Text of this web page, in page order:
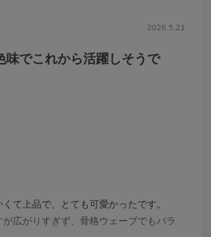
2026.5.21
味でこれから活躍しそうで
て上品で、とても可愛かったです。
広がりすぎず、骨格ウェーブでもバラ